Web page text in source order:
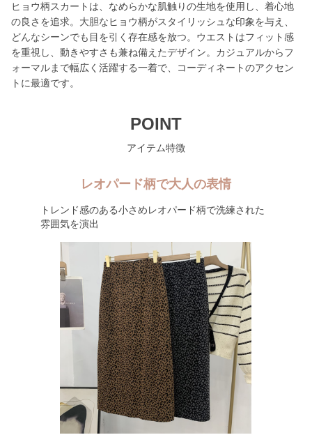
ヒョウ柄スカートは、なめらかな肌触りの生地を使用し、着心地
の良さを追求。大胆なヒョウ柄がスタイリッシュな印象を与え、
どんなシーンでも目を引く存在感を放つ。ウエストはフィット感
を重視し、動きやすさも兼ね備えたデザイン。カジュアルからフ
ォーマルまで幅広く活躍する一着で、コーディネートのアクセン
トに最適です。
POINT
アイテム特徴
レオパード柄で大人の表情
トレンド感のある小さめレオパード柄で洗練された
雰囲気を演出